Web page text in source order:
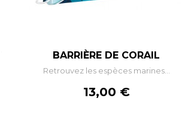
BARRIÈRE DE CORAIL
Retrouvez les espèces marines...
Prix
13,00 €
– +